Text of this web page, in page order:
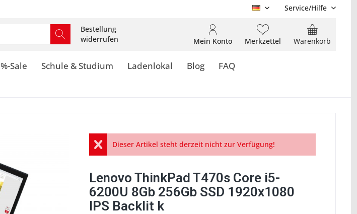
DE Service/Hilfe
Bestellung
widerrufen
Warenkorb
Merkzettel
Mein Konto
%-Sale Schule & Studium Ladenlokal Blog FAQ
Dieser Artikel steht derzeit nicht zur Verfügung!
Lenovo ThinkPad T470s Core i5-
6200U 8Gb 256Gb SSD 1920x1080
IPS Backlit k